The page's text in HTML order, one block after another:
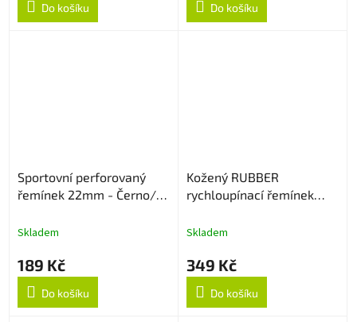
Do košíku Do košíku
Sportovní perforovaný
řemínek 22mm - Černo/
Skladem
189 Kč
Do košíku
Kožený RUBBER
rychloupínací řemínek
Skladem
349 Kč
Do košíku